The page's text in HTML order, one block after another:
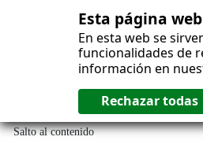
Esta página
En esta web se
funcionalidades de
información en
Salto al contenido